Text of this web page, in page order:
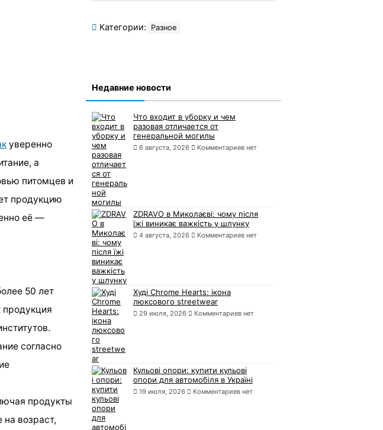
уверенно
а
питомцев и
продукцию
её —
50 лет
согласно
продукты
возраст,
Категории: Разное
Недавние новости
Что входит в уборку и чем
разовая отличается от
генеральной могилы
6 августа, 2026 Комментариев нет
ZDRAVO в Миколаєві: чому після
їжі виникає важкість у шлунку
4 августа, 2026 Комментариев нет
Худі Chrome Hearts: ікона
люксового streetwear
29 июля, 2026 Комментариев нет
Кульові опори: купити кульові
опори для автомобіля в Україні
19 июля, 2026 Комментариев нет